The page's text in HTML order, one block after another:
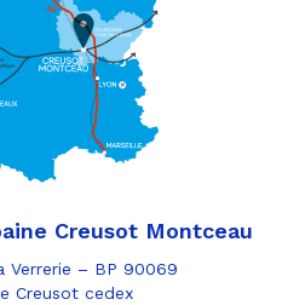
Creusot Montceau
Verrerie – BP 90069
Creusot cedex